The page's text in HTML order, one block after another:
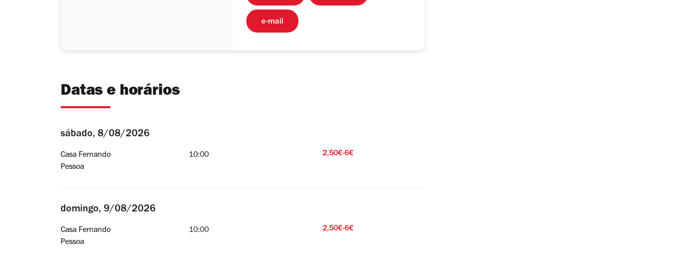
e-mail
Datas e horários
sábado, 8/08/2026
Casa Fernando
Pessoa
10:00 2,50€-6€
domingo, 9/08/2026
Casa Fernando
Pessoa
10:00 2,50€-6€